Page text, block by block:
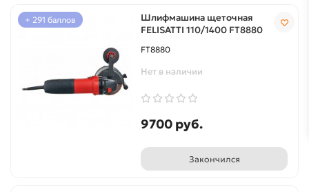
+ 291 баллов
Шлифмашина щеточная
FELISATTI 110/1400 FT8880
FT8880
Нет в наличии
9700 руб.
Закончился